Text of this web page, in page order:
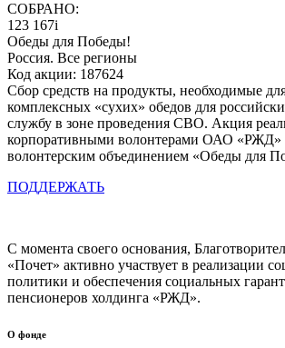
СОБРАНО:
123 167i
Обеды для Победы!
Россия. Все регионы
Код акции: 187624
Сбор средств на продукты, необходимые
комплексных «сухих» обедов для
службу в зоне проведения СВО. Акция
корпоративными волонтерами ОАО «РЖД»
волонтерским объединением «Обеды для
ПОДДЕРЖАТЬ
С момента своего основания,
«Почет» активно участвует в реализации
политики и обеспечения социальных
пенсионеров холдинга «РЖД».
О фонде